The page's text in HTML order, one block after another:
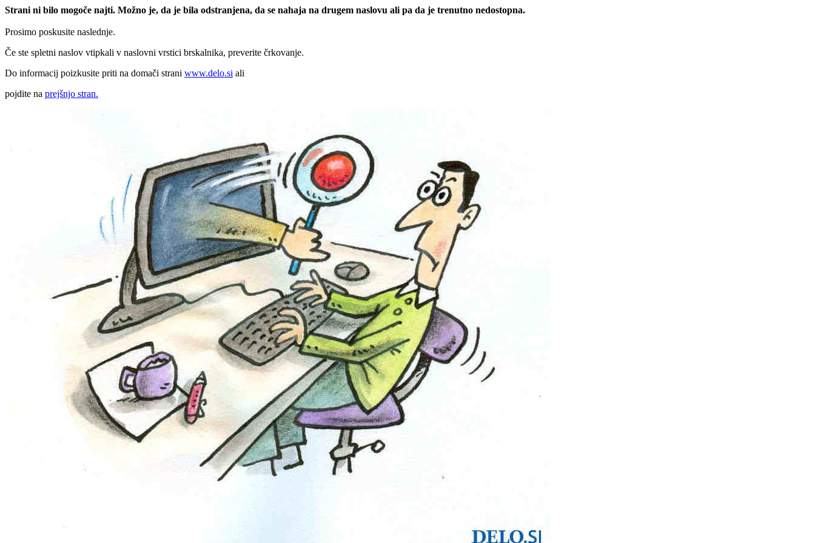
Strani ni bilo mogoče najti. Možno je, da je bila odstranjena, da se nahaja na drugem naslovu ali pa da je trenutno nedostopna.
Prosimo poskusite naslednje.
Če ste spletni naslov vtipkali v naslovni vrstici brskalnika, preverite črkovanje.
Do informacij poizkusite priti na domači strani www.delo.si ali
pojdite na prejšnjo stran.